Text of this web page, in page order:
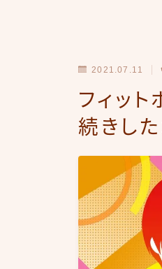
2021.07.11
フィッ
続きし